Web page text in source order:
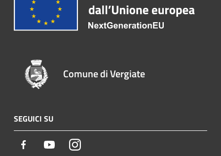
Comune di Vergiate
SEGUICI SU
Facebook YoutubeInstagram